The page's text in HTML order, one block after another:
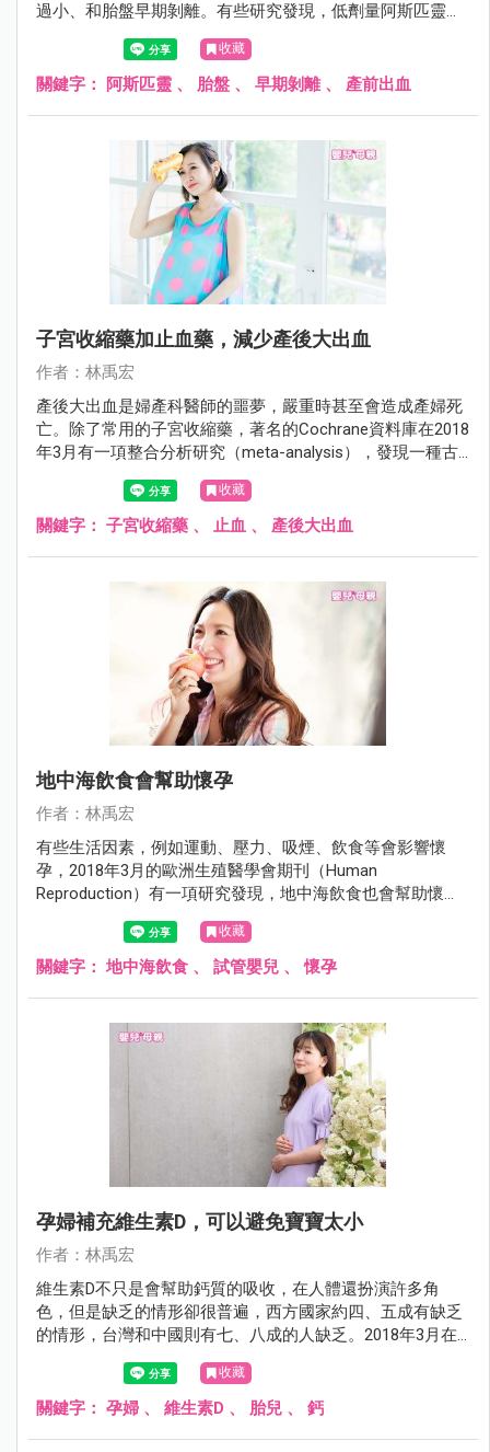
過小、和胎盤早期剝離。有些研究發現，低劑量阿斯匹靈
（每天80～100毫克）有預防的效果，但是有些研究則認為
沒有差別。美國婦產科學期刊（American Journal of
Obstetrics and Gynecology）在2018年5月份有一項綜合分析
收藏
關鍵字： 阿斯匹靈 、 胎盤 、 早期剝離、 產前出血
子宮收縮藥加止血藥，減少產後大出血
作者：林禹宏
產後大出血是婦產科醫師的噩夢，嚴重時甚至會造成產婦死
亡。除了常用的子宮收縮藥，著名的Cochrane資料庫在2018
年3月有一項整合分析研究（meta-analysis），發現一種古
老的止血藥可以減少產後大出血。
收藏
關鍵字： 子宮收縮藥 、 止血 、 產後大出血
地中海飲食會幫助懷孕
作者：林禹宏
有些生活因素，例如運動、壓力、吸煙、飲食等會影響懷
孕，2018年3月的歐洲生殖醫學會期刊（Human
Reproduction）有一項研究發現，地中海飲食也會幫助懷
收藏
關鍵字： 地中海飲食 、 試管嬰兒 、懷孕
孕婦補充維生素D，可以避免寶寶太小
作者：林禹宏
維生素D不只是會幫助鈣質的吸收，在人體還扮演許多角
色，但是缺乏的情形卻很普遍，西方國家約四、五成有缺乏
的情形，台灣和中國則有七、八成的人缺乏。2018年3月在
頂尖的內分泌和代謝期刊（Journal of Clinical Endocrinology
and Metabolism）有一項研究發現，孕婦補充維生素D還可
以預防胎兒太小。
收藏
關鍵字： 孕婦 、 維生素D 、 胎兒 、 鈣